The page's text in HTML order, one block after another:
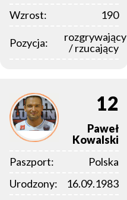
Wzrost:
190
Pozycja:
rozgrywający
/ rzucający
12
Paweł
Kowalski
Paszport:
Polska
Urodzony:
16.09.1983